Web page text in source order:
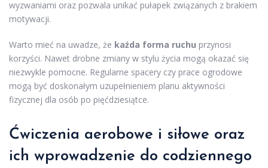
wyzwaniami oraz pozwala unikać pułapek związanych z brakiem
motywacji.
Warto mieć na uwadze, że każda forma ruchu przynosi
korzyści. Nawet drobne zmiany w stylu życia mogą okazać się
niezwykle pomocne. Regularne spacery czy prace ogrodowe
mogą być doskonałym uzupełnieniem planu aktywności
fizycznej dla osób po pięćdziesiątce.
Ćwiczenia aerobowe i siłowe oraz
ich wprowadzenie do codziennego